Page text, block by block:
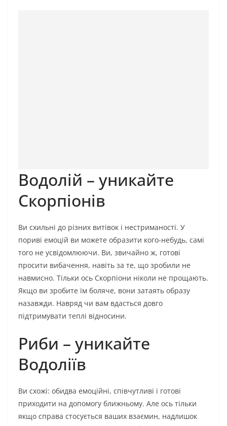
Водолій – уникайте
Скорпіонів
Ви схильні до різних витівок і нестриманості. У
пориві емоцій ви можете образити кого-небудь, самі
того не усвідомлюючи. Ви, звичайно ж, готові
просити вибачення, навіть за те, що зробили не
навмисно. Тільки ось Скорпіони ніколи не прощають.
Якщо ви зробите їм боляче, вони затаять образу
назавжди. Навряд чи вам вдасться довго
підтримувати теплі відносини.
Риби – уникайте
Водоліїв
Ви схожі: обидва емоційні, співчутливі і готові
приходити на допомогу ближньому. Але ось тільки
якщо справа стосується ваших взаємин, надлишок